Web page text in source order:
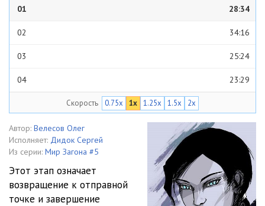
01 28:34
02 34:16
03 25:24
04 23:29
06
07 30:01
08 24:58
09 33:11
Скорость 0.75x 1x 1.25x 1.5x 2x
Автор: Велесов Олег
Исполняет: Дидок Сергей
Из серии: Мир Загона #5
Этот этап означает
возвращение к отправной
точке и завершение